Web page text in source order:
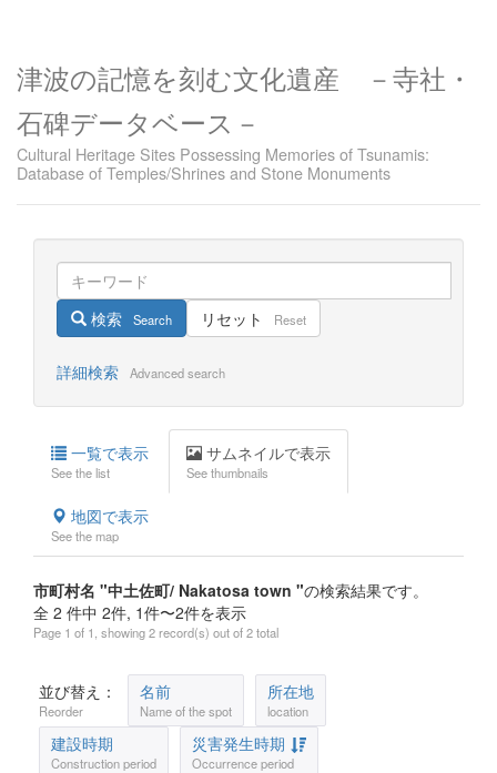
津波の記憶を刻む文化遺産 －寺社・
石碑データベース－
Cultural Heritage Sites Possessing Memories of Tsunamis:
Database of Temples/Shrines and Stone Monuments
検索 Search リセット Reset
詳細検索 Advanced search
一覧で表示
See the list
サムネイルで表示
See thumbnails
地図で表示
See the map
市町村名 "中土佐町/ Nakatosa town "の検索結果です。
全 2 件中 2件, 1件〜2件を表示
Page 1 of 1, showing 2 record(s) out of 2 total
並び替え：
Reorder
名前
Name of the spot
所在地
location
建設時期
Construction period
災害発生時期
Occurrence period